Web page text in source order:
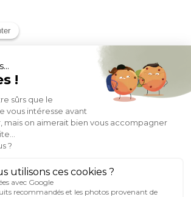
MOYENS DE PAIEMENT